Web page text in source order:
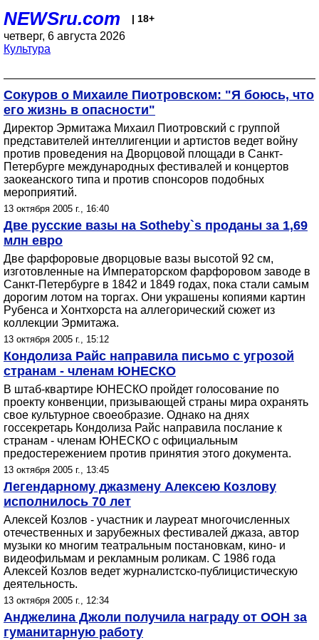
NEWSru.com | 18+
четверг, 6 августа 2026
Культура
Сокуров о Михаиле Пиотровском: "Я боюсь, что
его жизнь в опасности"
Директор Эрмитажа Михаил Пиотровский с группой
представителей интеллигенции и артистов ведет войну
против проведения на Дворцовой площади в Санкт-
Петербурге международных фестивалей и концертов
заокеанского типа и против спонсоров подобных
мероприятий.
13 октября 2005 г., 16:40
Две русские вазы на Sotheby`s проданы за 1,69
млн евро
Две фарфоровые дворцовые вазы высотой 92 см,
изготовленные на Императорском фарфоровом заводе в
Санкт-Петербурге в 1842 и 1849 годах, пока стали самым
дорогим лотом на торгах. Они украшены копиями картин
Рубенса и Хонтхорста на аллегорический сюжет из
коллекции Эрмитажа.
13 октября 2005 г., 15:12
Кондолиза Райс направила письмо с угрозой
странам - членам ЮНЕСКО
В штаб-квартире ЮНЕСКО пройдет голосование по
проекту конвенции, призывающей страны мира охранять
свое культурное своеобразие. Однако на днях
госсекретарь Кондолиза Райс направила послание к
странам - членам ЮНЕСКО с официальным
предостережением против принятия этого документа.
13 октября 2005 г., 13:45
Легендарному джазмену Алексею Козлову
исполнилось 70 лет
Алексей Козлов - участник и лауреат многочисленных
отечественных и зарубежных фестивалей джаза, автор
музыки ко многим театральным постановкам, кино- и
видеофильмам и рекламным роликам. С 1986 года
Алексей Козлов ведет журналистско-публицистическую
деятельность.
13 октября 2005 г., 12:34
Анджелина Джоли получила награду от ООН за
гуманитарную работу